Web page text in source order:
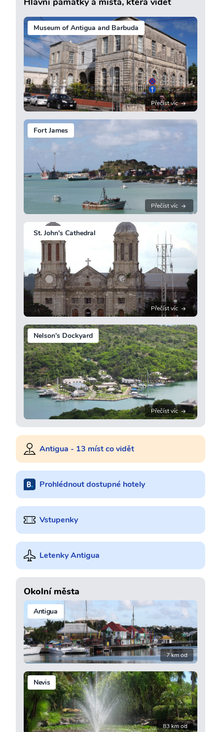
Museum of Antigua and Barbuda
Přečíst víc
Fort James
Přečíst víc
St. John's Cathedral
Přečíst víc
Nelson's Dockyard
Přečíst víc
Antigua - 13 míst co vidět
Prohlédnout dostupné hotely
Vstupenky
Letenky Antigua
Okolní města
Antigua
7 km od
Nevis
83 km od